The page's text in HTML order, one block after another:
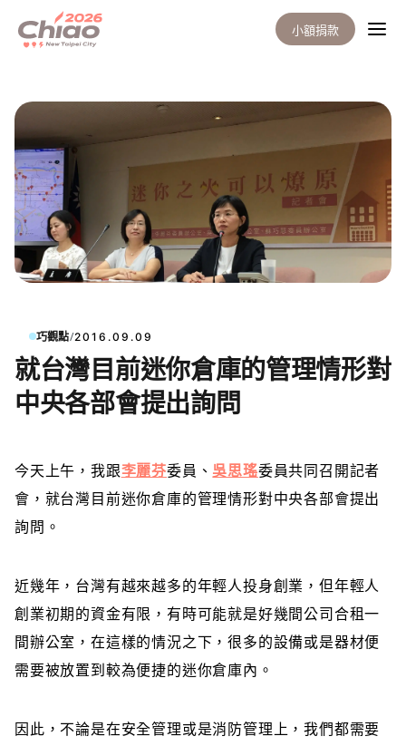
小額捐款
巧觀點/2016.09.09
就台灣目前迷你倉庫的管理情形對
中央各部會提出詢問
今天上午，我跟李麗芬委員、 吳思瑤委員共同召開記者
會，就台灣目前迷你倉庫的管理情形對中央各部會提出
詢問。
近幾年，台灣有越來越多的年輕人投身創業，但年輕人
創業初期的資金有限，有時可能就是好幾間公司合租一
間辦公室，在這樣的情況之下，很多的設備或是器材便
需要被放置到較為便捷的迷你倉庫內。
因此，不論是在安全管理或是消防管理上，我們都需要